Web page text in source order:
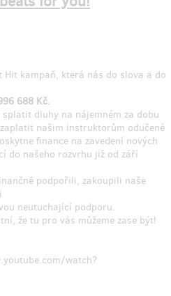
Hit kampaň, která nás do slova a do
688 Kč.
dluhy na nájemném za dobu
našim instruktorům odučené
finance na zavedení nových
do našeho rozvrhu již od září
podpořili, zakoupili naše
neutuchající podporu.
že tu pro vás můžeme zase být!
watch?